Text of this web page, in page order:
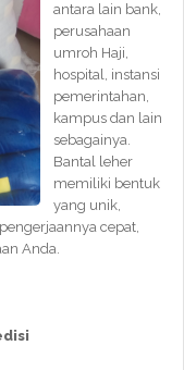
antara lain bank,
perusahaan
umroh Haji,
hospital, instansi
pemerintahan,
kampus dan lain
sebagainya.
Bantal leher
memiliki bentuk
yang unik,
cepat,
Anda.